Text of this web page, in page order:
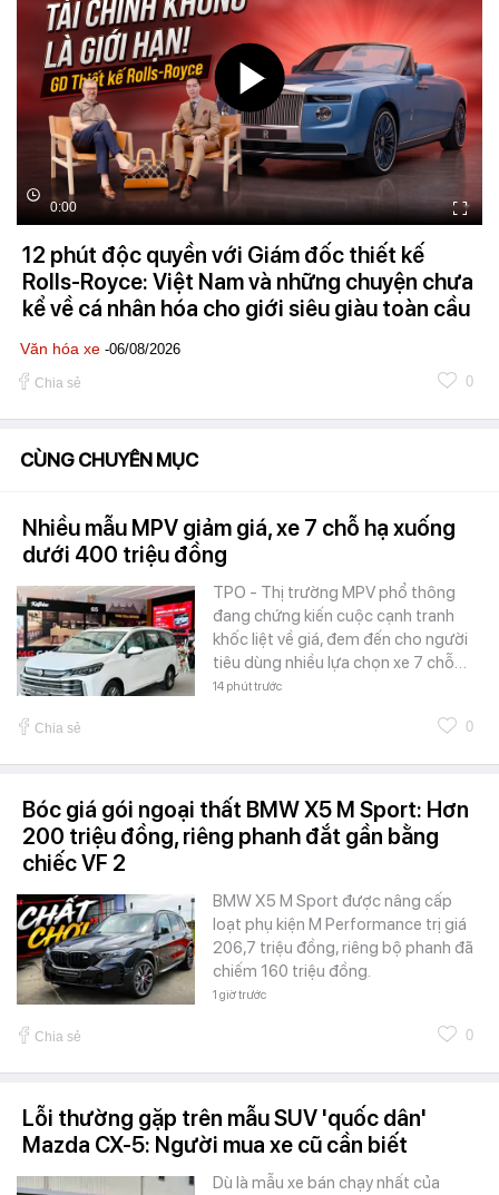
0:00
12 phút độc quyền với Giám đốc thiết kế
Rolls-Royce: Việt Nam và những chuyện chưa
kể về cá nhân hóa cho giới siêu giàu toàn cầu
Văn hóa xe -06/08/2026
Chia sẻ 0
CÙNG CHUYÊN MỤC
Nhiều mẫu MPV giảm giá, xe 7 chỗ hạ xuống
dưới 400 triệu đồng
TPO - Thị trường MPV phổ thông
đang chứng kiến cuộc cạnh tranh
khốc liệt về giá, đem đến cho người
tiêu dùng nhiều lựa chọn xe 7 chỗ…
14 phút trước
Chia sẻ 0
Bóc giá gói ngoại thất BMW X5 M Sport: Hơn
200 triệu đồng, riêng phanh đắt gần bằng
chiếc VF 2
BMW X5 M Sport được nâng cấp
loạt phụ kiện M Performance trị giá
206,7 triệu đồng, riêng bộ phanh đã
chiếm 160 triệu đồng.
1 giờ trước
Chia sẻ 0
Lỗi thường gặp trên mẫu SUV 'quốc dân'
Mazda CX-5: Người mua xe cũ cần biết
Dù là mẫu xe bán chạy nhất của